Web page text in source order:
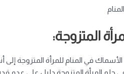
المتزوجة:
في المنام للمرأة المتزوجة إلى
حلم المرأة المتزوجة دليل على عدم